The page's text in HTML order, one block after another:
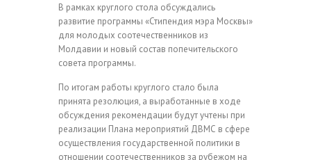
В рамках круглого стола обсуждались
развитие программы «Стипендия мэра Москвы»
для молодых соотечественников из
Молдавии и новый состав попечительского
совета программы.
По итогам работы круглого стало была
принята резолюция, а выработанные в ходе
обсуждения рекомендации будут учтены при
реализации Плана мероприятий ДВМС в сфере
осуществления государственной политики в
отношении соотечественников за рубежом на